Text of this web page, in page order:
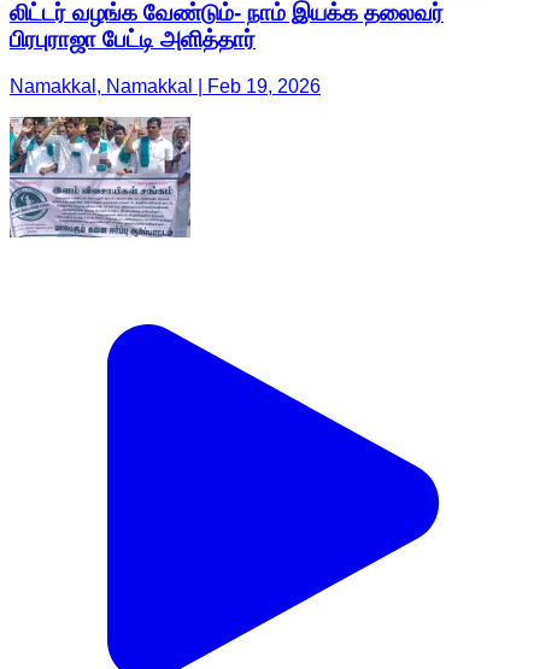
லிட்டர் வழங்க வேண்டும்- நாம் இயக்க தலைவர்
பிரபுராஜா பேட்டி அளித்தார்
Namakkal, Namakkal | Feb 19, 2026